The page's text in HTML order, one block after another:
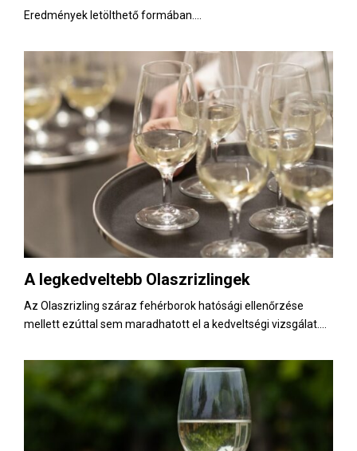
Eredmények letölthető formában....
A legkedveltebb Olaszrizlingek
Az Olaszrizling száraz fehérborok hatósági ellenőrzése
mellett ezúttal sem maradhatott el a kedveltségi vizsgálat....